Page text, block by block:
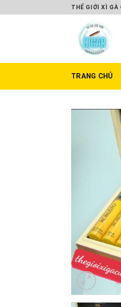
to
THẾ GIỚI XÌ GÀ
TRANG CHỦ